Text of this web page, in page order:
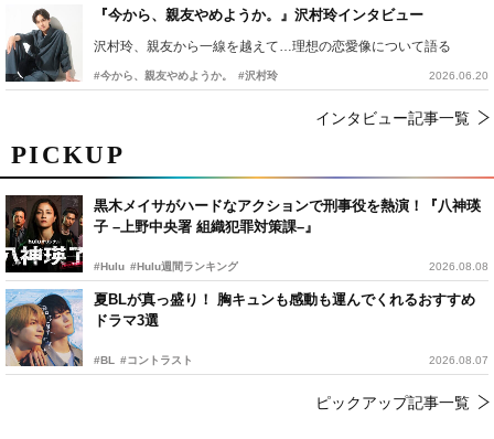
PICKUP
黒木メイサがハードなアクションで刑事役を熱演！『八神瑛
子 –上野中央署 組織犯罪対策課–』
#Hulu #Hulu週間ランキング 2026.08.08
夏BLが真っ盛り！ 胸キュンも感動も運んでくれるおすすめ
ドラマ3選
#BL #コントラスト 2026.08.07
ピックアップ記事一覧
『今から、親友やめようか。』沢村玲インタビュー
沢村玲、親友から一線を越えて…理想の恋愛像について語る
#今から、親友やめようか。 #沢村玲 2026.06.20
インタビュー記事一覧